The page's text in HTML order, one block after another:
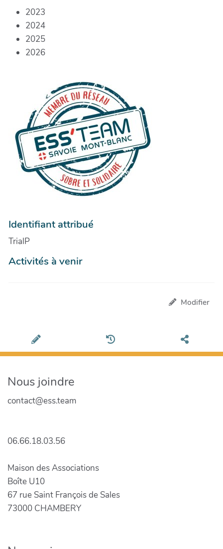
2023
2024
2025
2026
Identifiant attribué
TrialP
Activités à venir
Modifier
Nous joindre
contact@ess.team
06.66.18.03.56
Maison des Associations
Boîte U10
67 rue Saint François de Sales
73000 CHAMBERY